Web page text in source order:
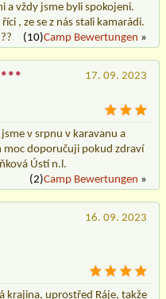
a vždy jsme byli spokojeni.
, ze se z nás stali kamarádi.
(10)Camp Bewertungen »
17. 09. 2023
v srpnu v karavanu a
moc doporučuji pokud zdraví
Ústí n.l.
(2)Camp Bewertungen »
16. 09. 2023
krajina, uprostřed Ráje, takže